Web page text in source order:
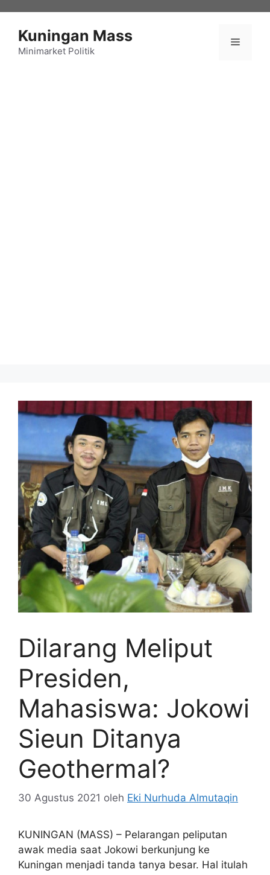
Kuningan Mass
Minimarket Politik
Menu
Dilarang Meliput
Presiden,
Mahasiswa: Jokowi
Sieun Ditanya
Geothermal?
30 Agustus 2021 oleh Eki Nurhuda Almutaqin
KUNINGAN (MASS) – Pelarangan peliputan
awak media saat Jokowi berkunjung ke
Kuningan menjadi tanda tanya besar. Hal itulah